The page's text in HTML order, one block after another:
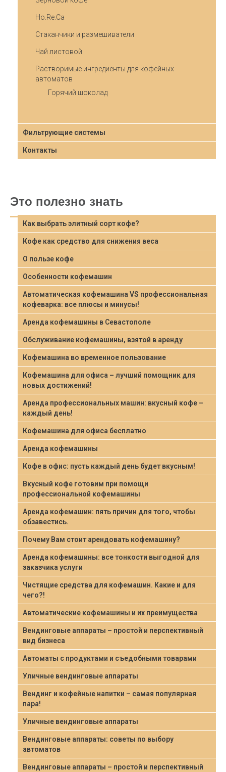
Ho.Re.Ca
Стаканчики и размешиватели
Чай листовой
Растворимые ингредиенты для кофейных
автоматов
Горячий шоколад
Фильтрующие системы
Контакты
Это полезно знать
Как выбрать элитный сорт кофе?
Кофе как средство для снижения веса
О пользе кофе
Особенности кофемашин
Автоматическая кофемашина VS профессиональная
кофеварка: все плюсы и минусы!
Аренда кофемашины в Севастополе
Обслуживание кофемашины, взятой в аренду
Кофемашина во временное пользование
Кофемашина для офиса – лучший помощник для
новых достижений!
Аренда профессиональных машин: вкусный кофе –
каждый день!
Кофемашина для офиса бесплатно
Аренда кофемашины
Кофе в офис: пусть каждый день будет вкусным!
Вкусный кофе готовим при помощи
профессиональной кофемашины
Аренда кофемашин: пять причин для того, чтобы
обзавестись.
Почему Вам стоит арендовать кофемашину?
Аренда кофемашины: все тонкости выгодной для
заказчика услуги
Чистящие средства для кофемашин. Какие и для
чего?!
Автоматические кофемашины и их преимущества
Вендинговые аппараты – простой и перспективный
вид бизнеса
Автоматы с продуктами и съедобными товарами
Уличные вендинговые аппараты
Вендинг и кофейные напитки – самая популярная
пара!
Уличные вендинговые аппараты
Вендинговые аппараты: советы по выбору
автоматов
Вендинговые аппараты – простой и перспективный